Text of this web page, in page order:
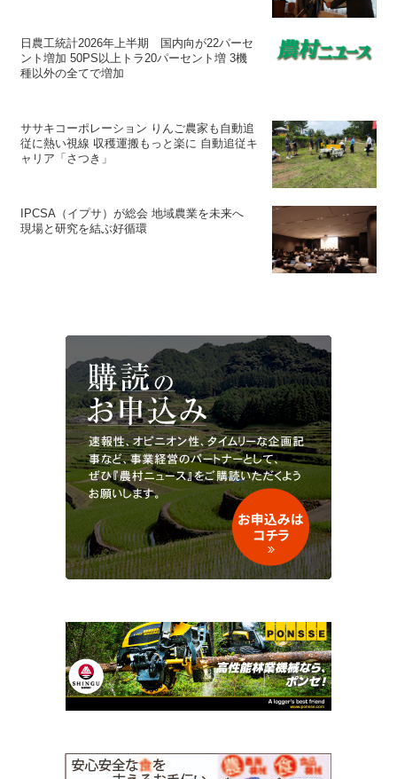
日農工統計2026年上半期 国内向が22パーセ
ント増加 50PS以上トラ20パーセント増 3機
種以外の全てで増加
ササキコーポレーション りんご農家も自動追
従に熱い視線 収穫運搬もっと楽に 自動追従キ
ャリア「さつき」
IPCSA（イプサ）が総会 地域農業を未来へ
現場と研究を結ぶ好循環